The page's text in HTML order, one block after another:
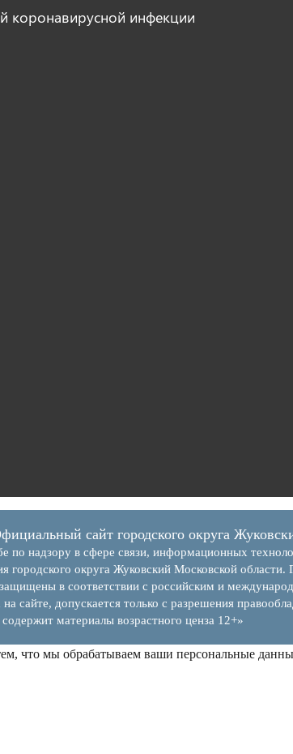
коронавирусной инфекции
сайт городского округа
по надзору в сфере связи, информационных
округа Жуковский Московской
в соответствии с российским и
допускается только с разрешения
содержит материалы возрастного ценза 12+»
что мы обрабатываем ваши персональные